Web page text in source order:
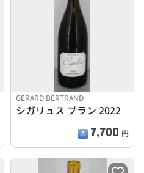
GERARD BERTRAND
シガリュス ブラン 2022
7,700 円